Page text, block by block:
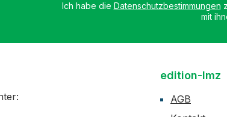
Ich habe die Datenschutzbestimmungen
mit
edition-lmz
AGB